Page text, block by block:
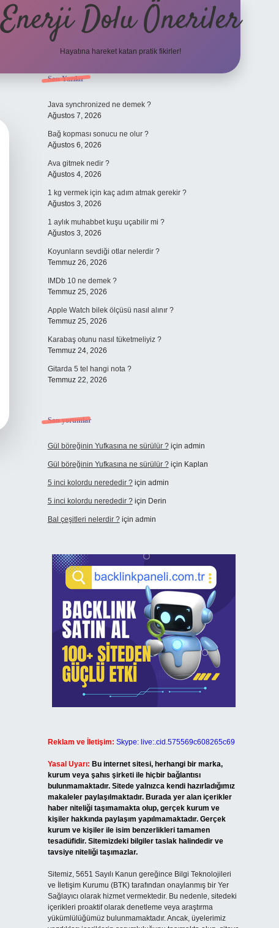
Enerji Dolu Öneriler
Hayatına hareket katan pratik fikirler!
Sidebar
Son Yazılar
Java synchronized ne demek ?
Ağustos 7, 2026
Bağ kopması sonucu ne olur ?
Ağustos 6, 2026
Ava gitmek nedir ?
Ağustos 4, 2026
1 kg vermek için kaç adım atmak gerekir ?
Ağustos 3, 2026
1 aylık muhabbet kuşu uçabilir mi ?
Ağustos 3, 2026
Koyunların sevdiği otlar nelerdir ?
Temmuz 26, 2026
IMDb 10 ne demek ?
Temmuz 25, 2026
Apple Watch bilek ölçüsü nasıl alınır ?
Temmuz 25, 2026
Karabaş otunu nasıl tüketmeliyiz ?
Temmuz 24, 2026
Gitarda 5 tel hangi nota ?
Temmuz 22, 2026
Son yorumlar
Gül böreğinin Yufkasına ne sürülür ?için admin
Gül böreğinin Yufkasına ne sürülür ?için Kaplan
5 inci kolordu nerededir ?için admin
5 inci kolordu nerededir ?için Derin
Bal çeşitleri nelerdir ?için admin
Reklam ve İletişim: Skype: live:.cid.575569c608265c69
Yasal Uyarı: Bu internet sitesi, herhangi bir marka,
kurum veya şahıs şirketi ile hiçbir bağlantısı
bulunmamaktadır. Sitede yalnızca kendi hazırladığımız
makaleler paylaşılmaktadır. Burada yer alan içerikler
haber niteliği taşımamakta olup, gerçek kurum ve
kişiler hakkında paylaşım yapılmamaktadır. Gerçek
kurum ve kişiler ile isim benzerlikleri tamamen
tesadüfidir. Sitemizdeki bilgiler taslak halindedir ve
tavsiye niteliği taşımazlar.
Sitemiz, 5651 Sayılı Kanun gereğince Bilgi Teknolojileri
ve İletişim Kurumu (BTK) tarafından onaylanmış bir Yer
Sağlayıcı olarak hizmet vermektedir. Bu nedenle, sitedeki
içerikleri proaktif olarak denetleme veya araştırma
yükümlülüğümüz bulunmamaktadır. Ancak, üyelerimiz